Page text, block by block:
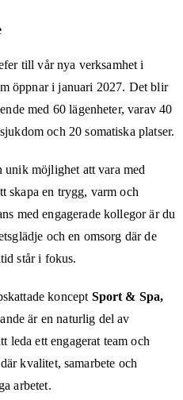
till vår nya verksamhet i
öppnar i januari 2027. Det blir
med 60 lägenheter, varav 40
och 20 somatiska platser.
unik möjlighet att vara med
skapa en trygg, varm och
med engagerade kollegor är du
och en omsorg där de
står i fokus.
konceptSport & Spa,
är en naturlig del av
leda ett engagerat team och
kvalitet, samarbete och
arbetet.